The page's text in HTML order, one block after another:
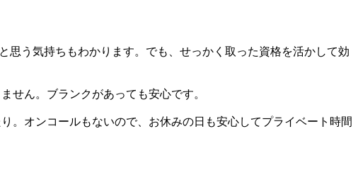
う気持ちもわかります。でも、せっかく取った資格を活かして効
せん。ブランクがあっても安心です。
。オンコールもないので、お休みの日も安心してプライベート時間